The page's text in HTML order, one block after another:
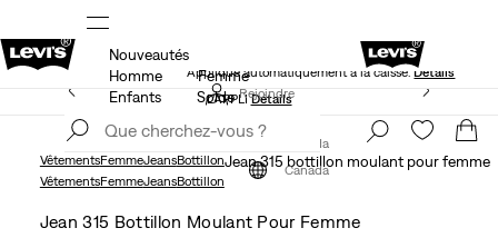
40 % DE RABAIS ADDITIONNEL SUR LES SOLDES.
Appliqué automatiquement à la caisse.Détails
Rejoindre
Canada
Nouveautés
Homme
Femme
Enfants
Solde
LE MEILLEUR DE LEVI'SMD – MAINTENANT DANS
L’APPLIDétails
maintenant
Canada
VêtementsFemmeJeansBottillonJean 315 bottillon moulant pour femme
VêtementsFemmeJeansBottillon
Jean 315 Bottillon Moulant Pour Femme